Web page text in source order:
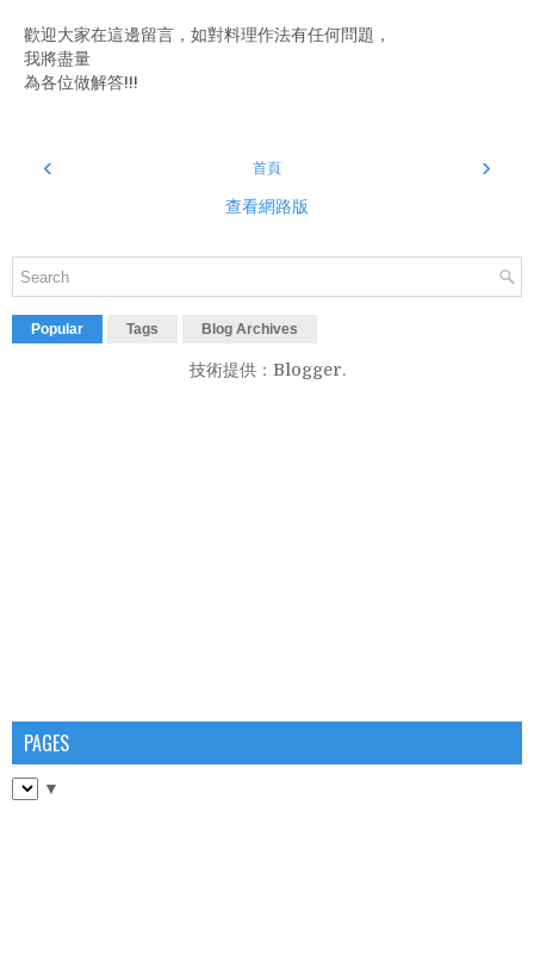
歡迎大家在這邊留言，如對料理作法有任何問題，
我將盡量
為各位做解答!!!
‹ ›
首頁
查看網路版
Popular Tags Blog Archives
技術提供： Blogger.
PAGES
▼